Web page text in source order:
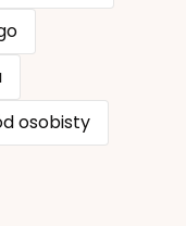
osobisty